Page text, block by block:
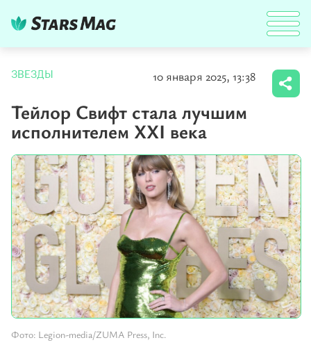
ЗВЕЗДЫ 10 января 2025, 13:38
Тейлор Свифт стала лучшим
исполнителем XXI века
Фото: Legion-media/ZUMA Press, Inc.